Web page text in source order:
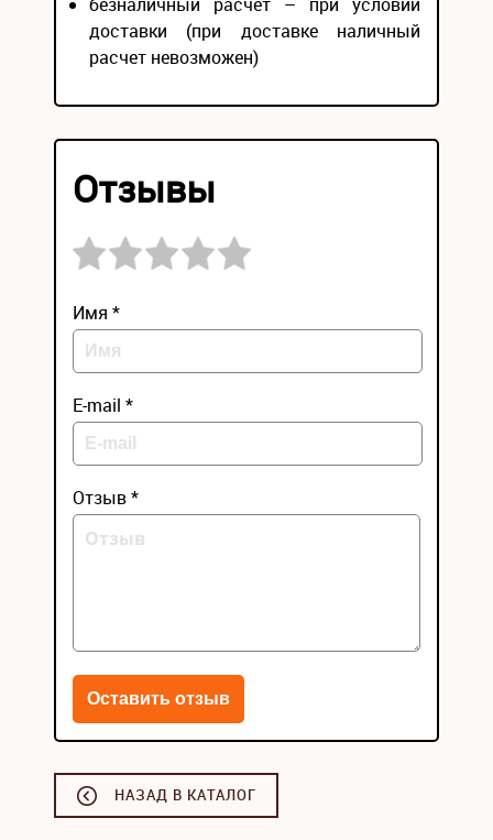
доставки (при доставке наличный
расчет невозможен)
Отзывы
Имя *
E-mail *
Отзыв *
НАЗАД В КАТАЛОГ